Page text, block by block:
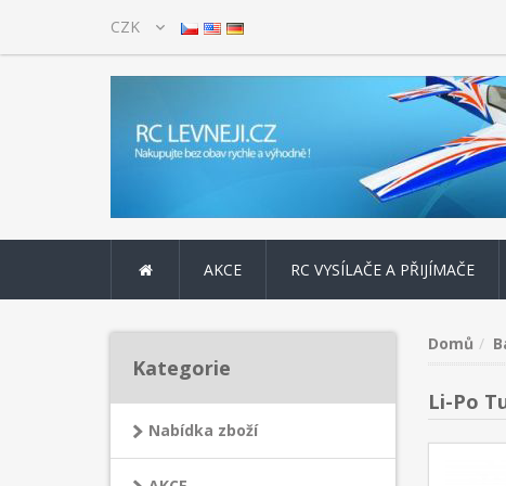
AKCE RC VYSÍLAČE A PŘIJÍMAČE
Kategorie
Nabídka zboží
Domů
Li-Po